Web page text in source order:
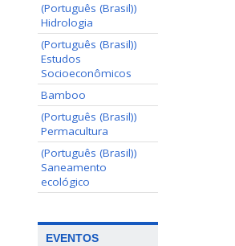
(Português (Brasil))
Hidrologia
(Português (Brasil))
Estudos
Socioeconômicos
Bamboo
(Português (Brasil))
Permacultura
(Português (Brasil))
Saneamento
ecológico
EVENTOS